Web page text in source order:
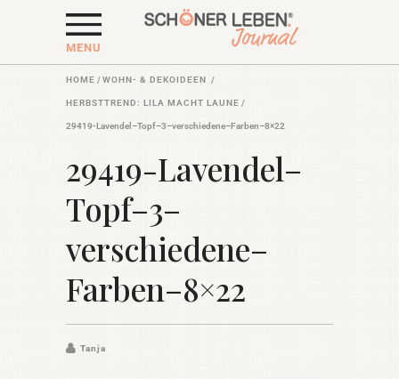
MENU
HOME /WOHN- & DEKOIDEEN /
HERBSTTREND: LILA MACHT LAUNE /
29419-Lavendel–Topf–3–verschiedene–Farben–8×22
29419-Lavendel–
Topf–3–
verschiedene–
Farben–8×22
Tanja